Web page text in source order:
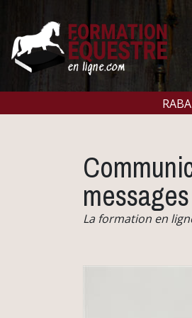
La formation en